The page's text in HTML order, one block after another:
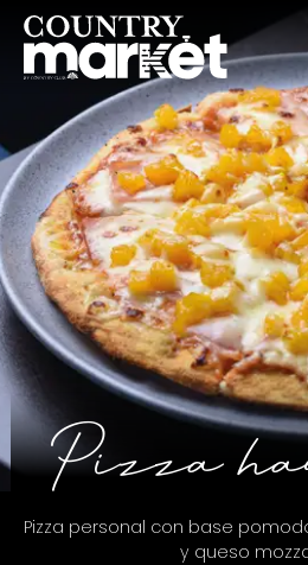
Pizza
Pizza personal con base
y queso